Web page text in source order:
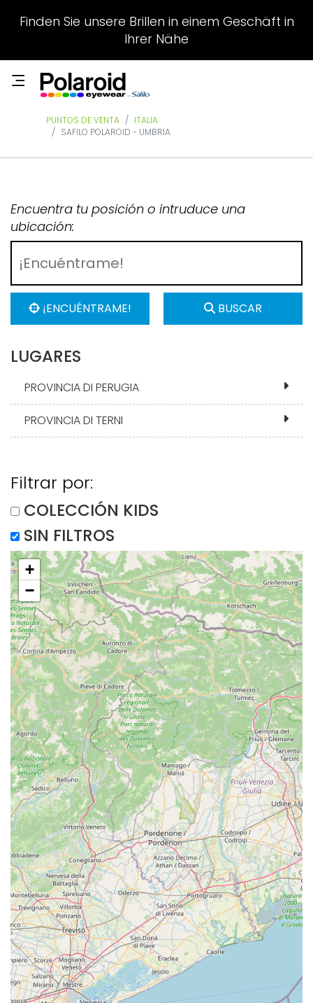
Finden Sie unsere Brillen in einem Geschäft in
Ihrer Nähe
PUNTOS DE VENTA
ITALIA
SAFILO POLAROID - UMBRIA
Encuentra tu posición o intruduce una
ubicación:
¡ENCUÉNTRAME! BUSCAR
LUGARES
PROVINCIA DI PERUGIA
PROVINCIA DI TERNI
Filtrar por:
COLECCIÓN KIDS
SIN FILTROS
+
−